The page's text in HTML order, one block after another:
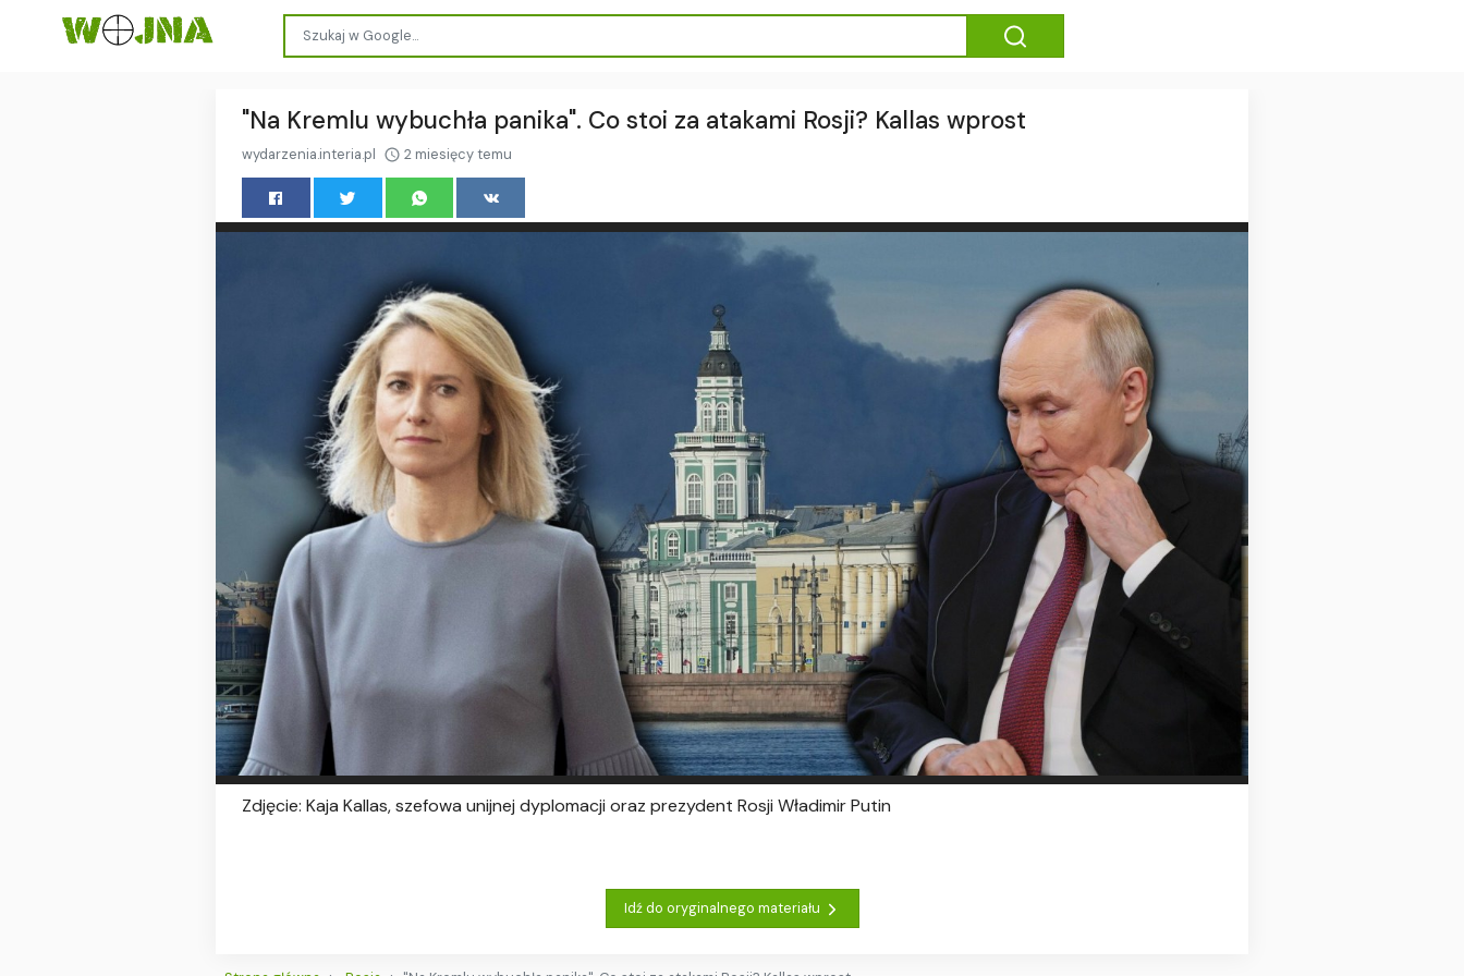
"Na Kremlu wybuchła panika". Co stoi za atakami Rosji? Kallas wprost
wydarzenia.interia.pl 2 miesięcy temu
Zdjęcie: Kaja Kallas, szefowa unijnej dyplomacji oraz prezydent Rosji Władimir Putin
Idź do oryginalnego materiału